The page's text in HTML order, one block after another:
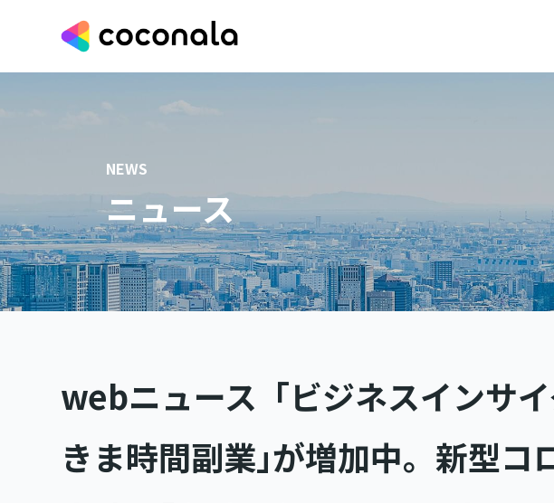
NEWS
ニュース
webニュース「ビジネスインサ
きま時間副業｣が増加中。新型コ